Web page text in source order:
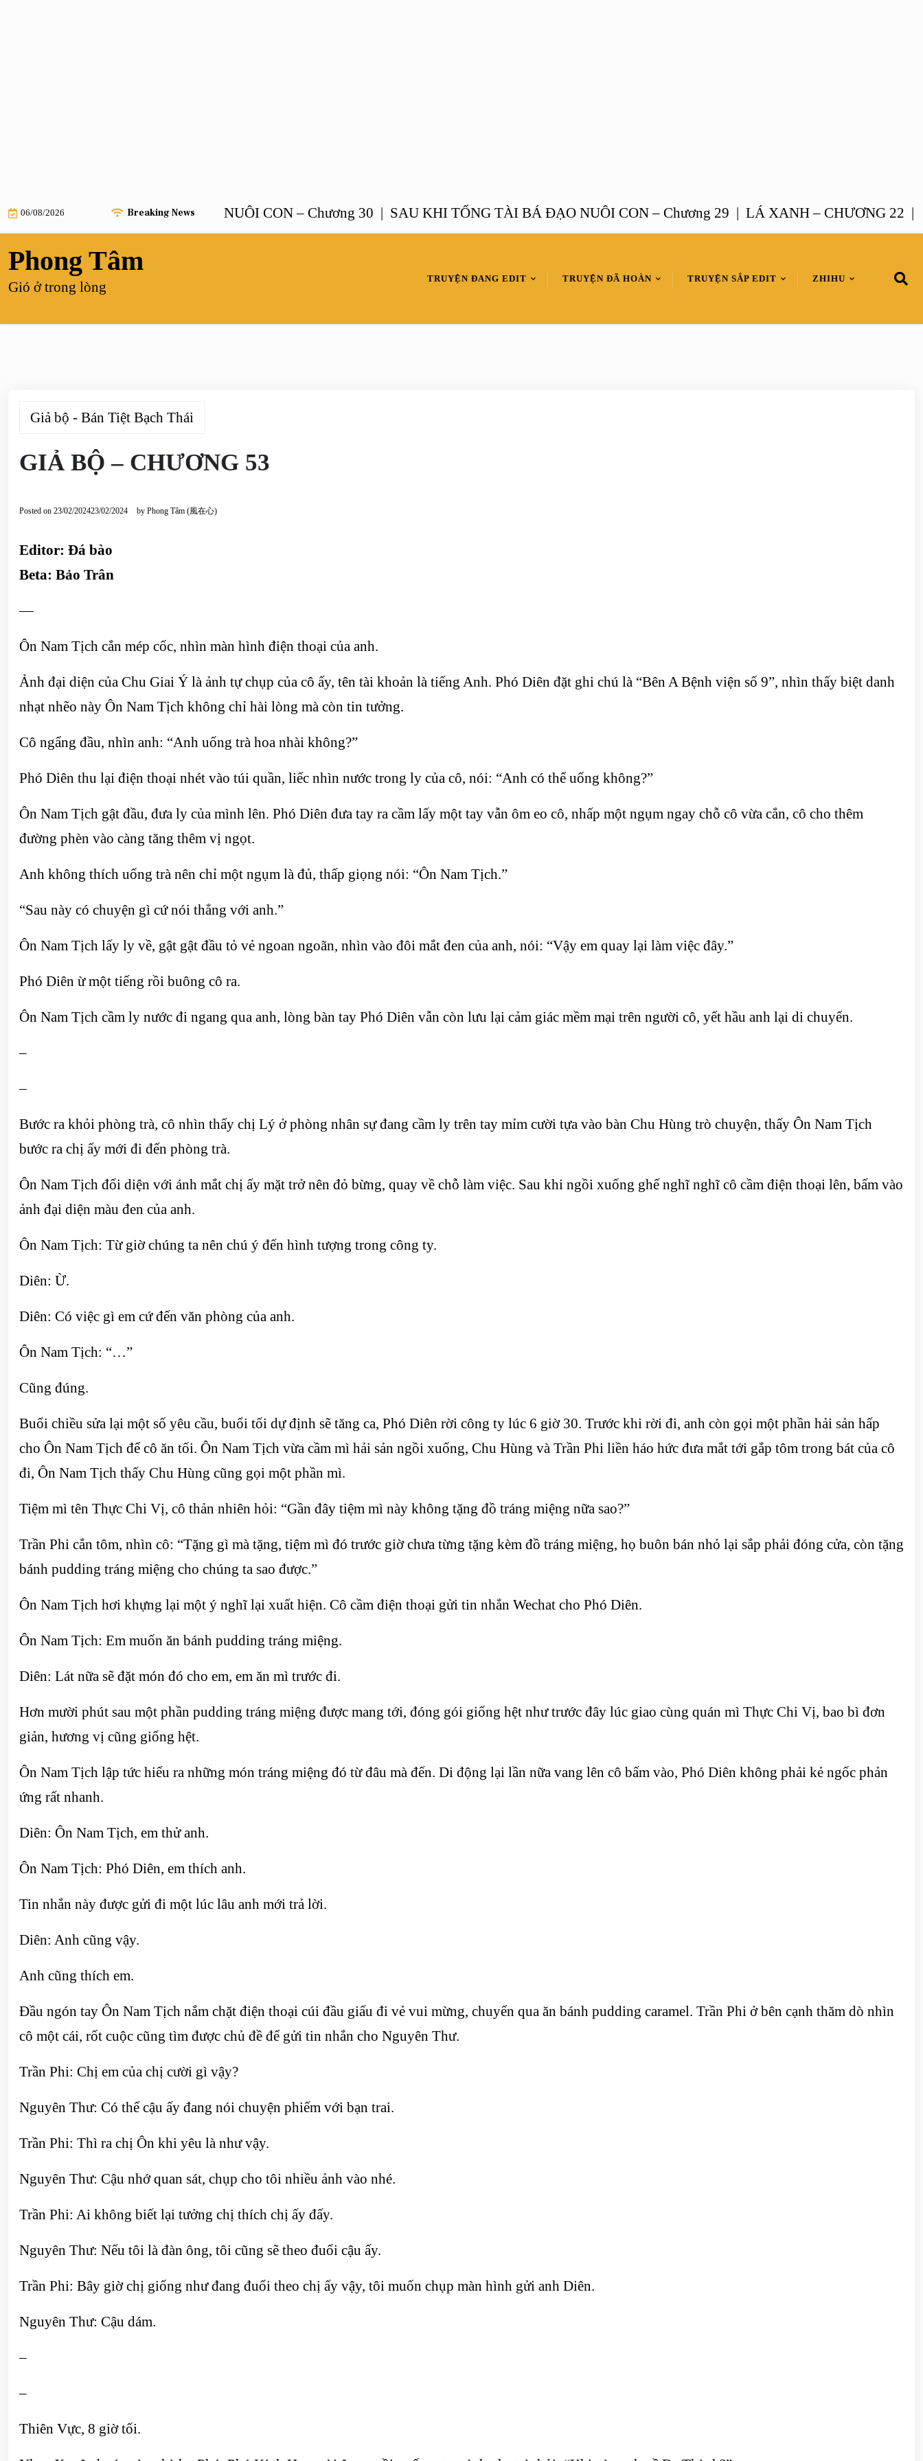
Skip
content
06/08/2026 Breaking News
SAU KHI TỔNG TÀI BÁ ĐẠO NUÔI CON – Chương 30 |SAU KHI TỔNG TÀI BÁ ĐẠO NUÔI CON – Chương 29 |LÁ XANH – CHƯƠNG 22 |
Phong Tâm
Gió ở trong lòng
TRUYỆN ĐANG EDIT TRUYỆN ĐÃ HOÀN TRUYỆN SẮP EDIT ZHIHU
Giả bộ - Bán Tiệt Bạch Thái
GIẢ BỘ – CHƯƠNG 53
Posted on 23/02/202423/02/2024 by Phong Tâm (風在心)
Editor: Đá bào
Beta: Bảo Trân
—
Ôn Nam Tịch cắn mép cốc, nhìn màn hình điện thoại của anh.
Ảnh đại diện của Chu Giai Ý là ảnh tự chụp của cô ấy, tên tài khoản là tiếng Anh. Phó Diên đặt ghi chú là “Bên A Bệnh viện số 9”, nhìn thấy biệt danh
nhạt nhẽo này Ôn Nam Tịch không chỉ hài lòng mà còn tin tưởng.
Cô ngẩng đầu, nhìn anh: “Anh uống trà hoa nhài không?”
Phó Diên thu lại điện thoại nhét vào túi quần, liếc nhìn nước trong ly của cô, nói: “Anh có thể uống không?”
Ôn Nam Tịch gật đầu, đưa ly của mình lên. Phó Diên đưa tay ra cầm lấy một tay vẫn ôm eo cô, nhấp một ngụm ngay chỗ cô vừa cắn, cô cho thêm
đường phèn vào càng tăng thêm vị ngọt.
Anh không thích uống trà nên chỉ một ngụm là đủ, thấp giọng nói: “Ôn Nam Tịch.”
“Sau này có chuyện gì cứ nói thẳng với anh.”
Ôn Nam Tịch lấy ly về, gật gật đầu tỏ vẻ ngoan ngoãn, nhìn vào đôi mắt đen của anh, nói: “Vậy em quay lại làm việc đây.”
Phó Diên ừ một tiếng rồi buông cô ra.
Ôn Nam Tịch cầm ly nước đi ngang qua anh, lòng bàn tay Phó Diên vẫn còn lưu lại cảm giác mềm mại trên người cô, yết hầu anh lại di chuyển.
–
–
Bước ra khỏi phòng trà, cô nhìn thấy chị Lý ở phòng nhân sự đang cầm ly trên tay mỉm cười tựa vào bàn Chu Hùng trò chuyện, thấy Ôn Nam Tịch
bước ra chị ấy mới đi đến phòng trà.
Ôn Nam Tịch đối diện với ánh mắt chị ấy mặt trở nên đỏ bừng, quay về chỗ làm việc. Sau khi ngồi xuống ghế nghĩ nghĩ cô cầm điện thoại lên, bấm vào
ảnh đại diện màu đen của anh.
Ôn Nam Tịch: Từ giờ chúng ta nên chú ý đến hình tượng trong công ty.
Diên: Ừ.
Diên: Có việc gì em cứ đến văn phòng của anh.
Ôn Nam Tịch: “…”
Cũng đúng.
Buổi chiều sửa lại một số yêu cầu, buổi tối dự định sẽ tăng ca, Phó Diên rời công ty lúc 6 giờ 30. Trước khi rời đi, anh còn gọi một phần hải sản hấp
cho Ôn Nam Tịch để cô ăn tối. Ôn Nam Tịch vừa cầm mì hải sản ngồi xuống, Chu Hùng và Trần Phi liền háo hức đưa mắt tới gắp tôm trong bát của cô
đi, Ôn Nam Tịch thấy Chu Hùng cũng gọi một phần mì.
Tiệm mì tên Thực Chi Vị, cô thản nhiên hỏi: “Gần đây tiệm mì này không tặng đồ tráng miệng nữa sao?”
Trần Phi cắn tôm, nhìn cô: “Tặng gì mà tặng, tiệm mì đó trước giờ chưa từng tặng kèm đồ tráng miệng, họ buôn bán nhỏ lại sắp phải đóng cửa, còn tặng
bánh pudding tráng miệng cho chúng ta sao được.”
Ôn Nam Tịch hơi khựng lại một ý nghĩ lại xuất hiện. Cô cầm điện thoại gửi tin nhắn Wechat cho Phó Diên.
Ôn Nam Tịch: Em muốn ăn bánh pudding tráng miệng.
Diên: Lát nữa sẽ đặt món đó cho em, em ăn mì trước đi.
Hơn mười phút sau một phần pudding tráng miệng được mang tới, đóng gói giống hệt như trước đây lúc giao cùng quán mì Thực Chi Vị, bao bì đơn
giản, hương vị cũng giống hệt.
Ôn Nam Tịch lập tức hiểu ra những món tráng miệng đó từ đâu mà đến. Di động lại lần nữa vang lên cô bấm vào, Phó Diên không phải kẻ ngốc phản
ứng rất nhanh.
Diên: Ôn Nam Tịch, em thử anh.
Ôn Nam Tịch: Phó Diên, em thích anh.
Tin nhắn này được gửi đi một lúc lâu anh mới trả lời.
Diên: Anh cũng vậy.
Anh cũng thích em.
Đầu ngón tay Ôn Nam Tịch nắm chặt điện thoại cúi đầu giấu đi vẻ vui mừng, chuyển qua ăn bánh pudding caramel. Trần Phi ở bên cạnh thăm dò nhìn
cô một cái, rốt cuộc cũng tìm được chủ đề để gửi tin nhắn cho Nguyên Thư.
Trần Phi: Chị em của chị cười gì vậy?
Nguyên Thư: Có thể cậu ấy đang nói chuyện phiếm với bạn trai.
Trần Phi: Thì ra chị Ôn khi yêu là như vậy.
Nguyên Thư: Cậu nhớ quan sát, chụp cho tôi nhiều ảnh vào nhé.
Trần Phi: Ai không biết lại tưởng chị thích chị ấy đấy.
Nguyên Thư: Nếu tôi là đàn ông, tôi cũng sẽ theo đuổi cậu ấy.
Trần Phi: Bây giờ chị giống như đang đuổi theo chị ấy vậy, tôi muốn chụp màn hình gửi anh Diên.
Nguyên Thư: Cậu dám.
–
–
Thiên Vực, 8 giờ tối.